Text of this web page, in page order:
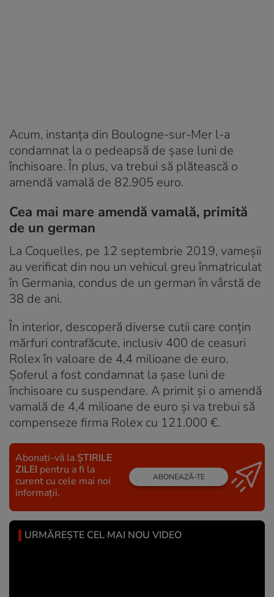
Acum, instanța din Boulogne-sur-Mer l-a
condamnat la o pedeapsă de șase luni de
închisoare. În plus, va trebui să plătească o
amendă vamală de 82.905 euro.
Cea mai mare amendă vamală, primită
de un german
La Coquelles, pe 12 septembrie 2019, vameșii
au verificat din nou un vehicul greu înmatriculat
în Germania, condus de un german în vârstă de
38 de ani.
În interior, descoperă diverse cutii care conțin
mărfuri contrafăcute, inclusiv 400 de ceasuri
Rolex în valoare de 4,4 milioane de euro.
Șoferul a fost condamnat la șase luni de
închisoare cu suspendare. A primit și o amendă
vamală de 4,4 milioane de euro și va trebui să
compenseze firma Rolex cu 121.000 €.
Abonați-vă la ȘTIRILE
ZILEI pentru a fi la
curent cu cele mai noi
informații.
ABONEAZĂ-TE
URMĂREȘTE CEL MAI NOU VIDEO